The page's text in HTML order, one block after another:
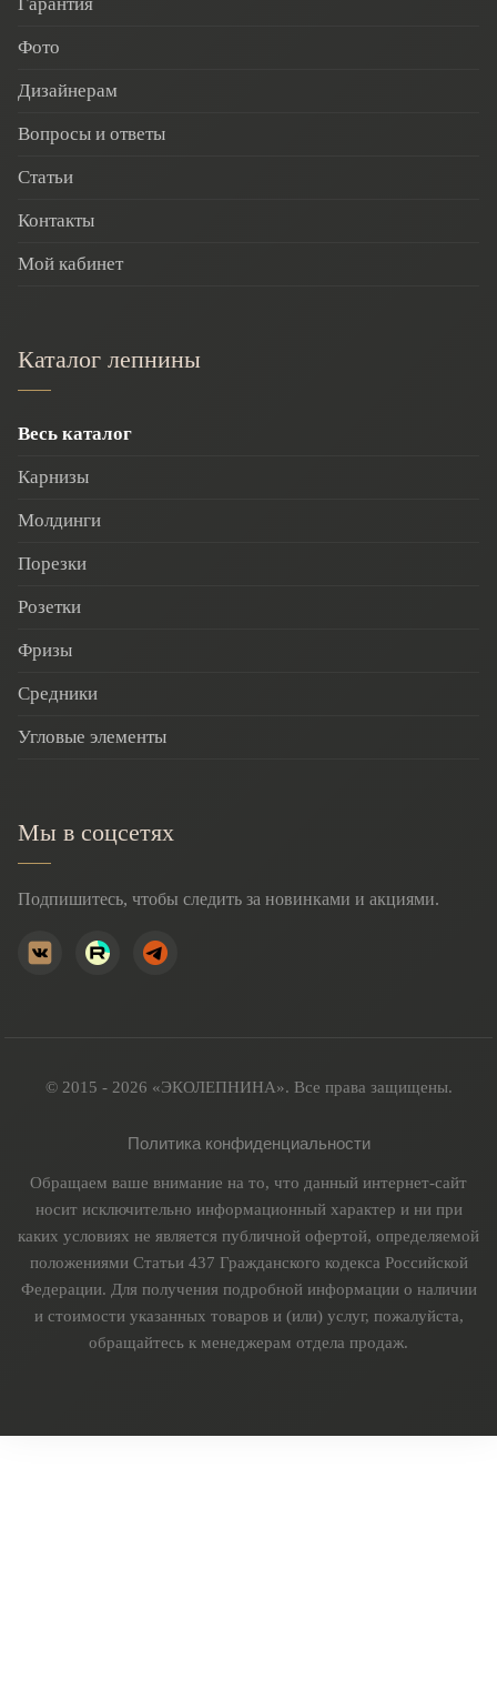
Гарантия
Фото
Дизайнерам
Вопросы и ответы
Статьи
Контакты
Мой кабинет
Каталог лепнины
Весь каталог
Карнизы
Молдинги
Порезки
Розетки
Фризы
Средники
Угловые элементы
Мы в соцсетях
Подпишитесь, чтобы следить за новинками и акциями.
© 2015 - 2026 «ЭКОЛЕПНИНА». Все права защищены.
Политика конфиденциальности
Обращаем ваше внимание на то, что данный интернет-сайт
носит исключительно информационный характер и ни при
каких условиях не является публичной офертой, определяемой
положениями Статьи 437 Гражданского кодекса Российской
Федерации. Для получения подробной информации о наличии
и стоимости указанных товаров и (или) услуг, пожалуйста,
обращайтесь к менеджерам отдела продаж.